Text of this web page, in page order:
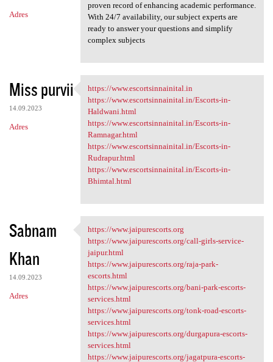
Adres
proven record of enhancing academic performance.
With 24/7 availability, our subject experts are
ready to answer your questions and simplify
complex subjects
Miss purvii
14.09.2023
Adres
https://www.escortsinnainital
https://www.escortsinnainital.in
https://www.escortsinnainital.in/Escorts-in-
Haldwani.html
https://www.escortsinnainital.in/Escorts-in-
Ramnagar.html
https://www.escortsinnainital.in/Escorts-in-
Rudrapur.html
https://www.escortsinnainital.in/Escorts-in-
Bhimtal.html
Sabnam
Khan
14.09.2023
Adres
https://www.jaipurescorts.org
https://www.jaipurescorts.org
https://www.jaipurescorts.org/call-girls-service-
jaipur.html
https://www.jaipurescorts.org/raja-park-
escorts.html
https://www.jaipurescorts.org/bani-park-escorts-
services.html
https://www.jaipurescorts.org/tonk-road-escorts-
services.html
https://www.jaipurescorts.org/durgapura-escorts-
services.html
https://www.jaipurescorts.org/jagatpura-escorts-